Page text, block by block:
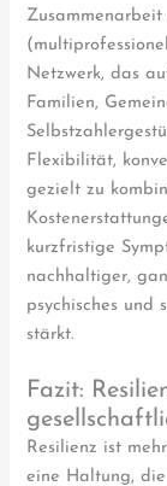
Netzwerk, das
Familien,
Flexibilität,
gezielt zu
kurzfristige
nachhaltiger,
psychisches und
stärkt.
Fazit:
Resilienz ist
eine Haltung,